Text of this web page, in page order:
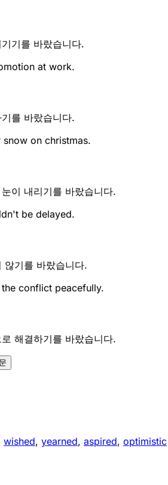
기를 바랐습니다.
at work.
를 바랐습니다.
on christmas.
이 내리기를 바랐습니다.
be delayed.
않기를 바랐습니다.
conflict peacefully.
해결하기를 바랐습니다.
wished, yearned, aspired, optimistic